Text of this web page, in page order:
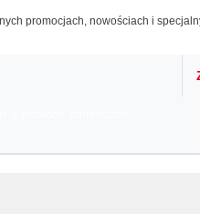
promocjach, nowościach i